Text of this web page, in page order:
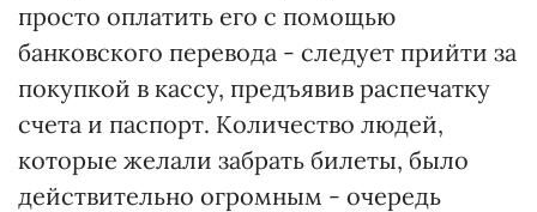
просто оплатить его с помощью
банковского перевода - следует прийти за
покупкой в кассу, предъявив распечатку
счета и паспорт. Количество людей,
которые желали забрать билеты, было
действительно огромным - очередь